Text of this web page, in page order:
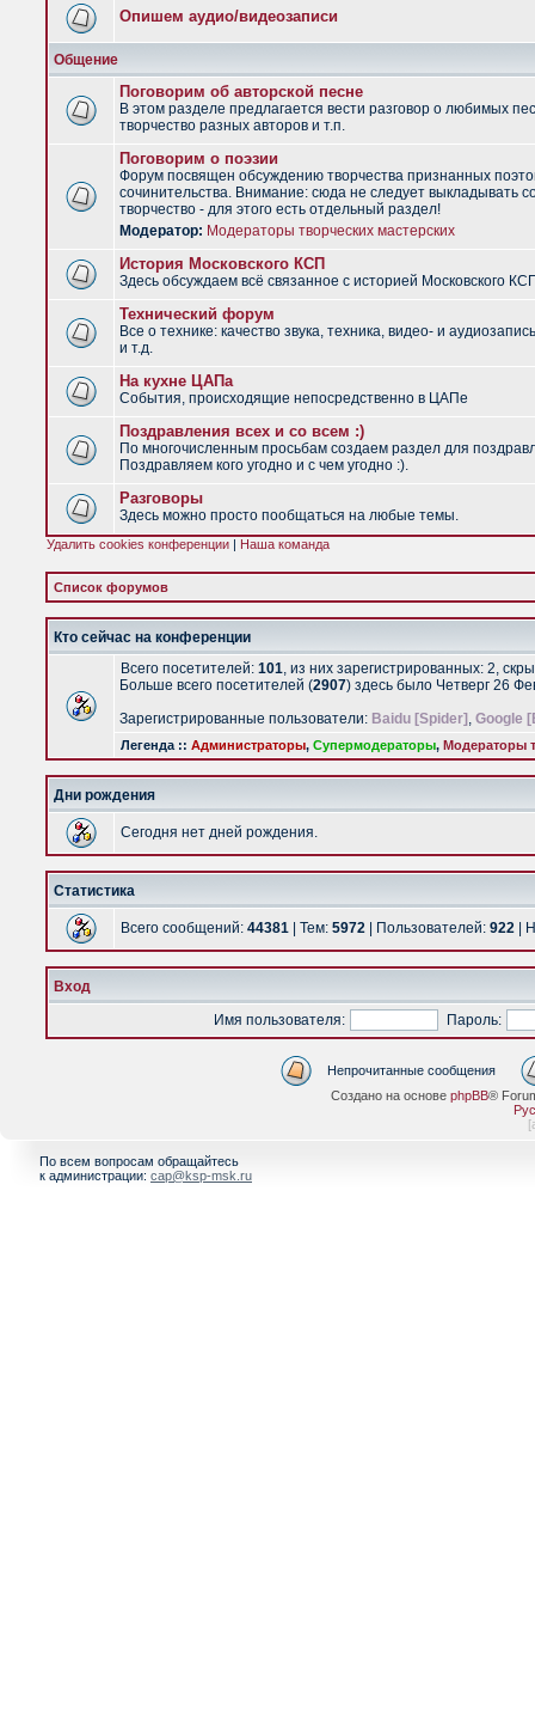
Опишем аудио/видеозаписи
Общение
Поговорим об авторской песне
В этом разделе предлагается вести разговор о любимых
творчество разных авторов и т.п.
Поговорим о поэзии
Форум посвящен обсуждению творчества признанных
сочинительства. Внимание: сюда не следует выкладывать
творчество - для этого есть отдельный раздел!
Модератор: Модераторы творческих мастерских
История Московского КСП
Здесь обсуждаем всё связанное с историей Московского
Технический форум
Все о технике: качество звука, техника, видео- и
и т.д.
На кухне ЦАПа
События, происходящие непосредственно в ЦАПе
Поздравления всех и со всем :)
По многочисленным просьбам создаем раздел для
Поздравляем кого угодно и с чем угодно :).
Разговоры
Здесь можно просто пообщаться на любые темы.
Удалить cookies конференции | Наша команда
Список форумов
Кто сейчас на конференции
Всего посетителей: 101, из них зарегистрированных: 2,
Больше всего посетителей (2907) здесь было Четверг 26
Зарегистрированные пользователи: Baidu [Spider] , Google
Легенда :: Администраторы, Супермодераторы, Модераторы
Дни рождения
Сегодня нет дней рождения.
Статистика
Всего сообщений: 44381 | Тем: 5972 | Пользователей: 922 |
Вход
Имя пользователя:
Пароль:
Непрочитанные сообщения
Создано на основе phpBB®
[
По всем вопросам обращайтесь
к администрации: cap@ksp-msk.ru